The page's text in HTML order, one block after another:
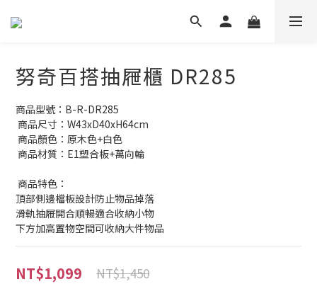
努奇百搭抽屜櫃 DR285
商品型號：B-R-DR285
商品尺寸：W43xD40xH64cm
商品顏色：原木色+白色
商品材質：E1塑合板+萬向輪
商品特色：
頂部側邊檔板設計防止物品掉落
滑軌抽屜開合順暢適合收納小物
下方加高置物空間可收納大件物品
NT$1,099 NT$1,450